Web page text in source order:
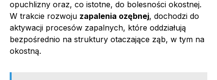
opuchlizny oraz, co istotne, do bolesności okostnej.
W trakcie rozwoju zapalenia ozębnej, dochodzi do
aktywacji procesów zapalnych, które oddziałują
bezpośrednio na struktury otaczające ząb, w tym na
okostną.